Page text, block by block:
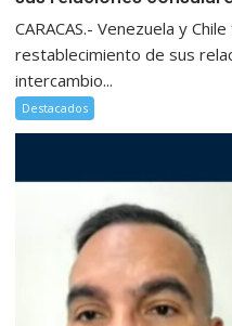
CARACAS.- Venezuela y
restablecimiento de sus
intercambio...
Destacados